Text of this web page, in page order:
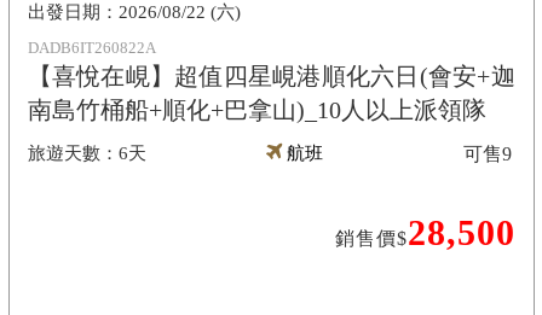
DADB6IT260822A
【喜悅在峴】超值四星峴港順化六日(會安+迦
南島竹桶船+順化+巴拿山)_10人以上派領隊
6天
2026/08/22 (六)
航班
銷售價$28,500
可售9